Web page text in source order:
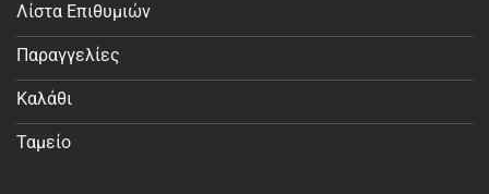
Λίστα Επιθυμιών
Παραγγελίες
Καλάθι
Ταμείο